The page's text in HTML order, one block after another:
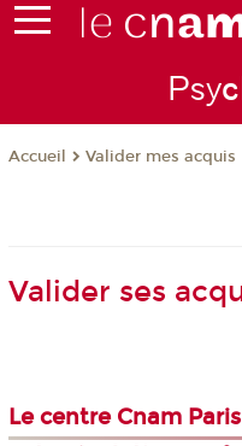
Psy
Accueil Valider mes acquis
Valider ses
Le centre Cnam